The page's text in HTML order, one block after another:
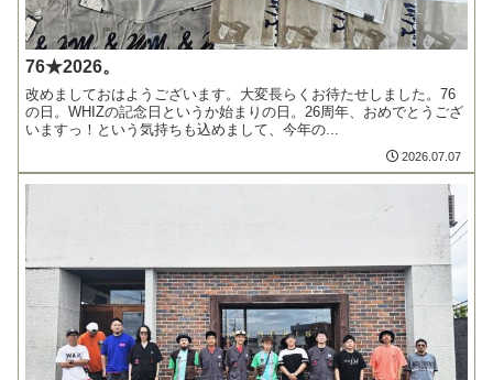
76★2026。
改めましておはようございます。大変長らくお待たせしました。76
の日。WHIZの記念日というか始まりの日。26周年、おめでとうござ
いますっ！という気持ちも込めまして、今年の...
2026.07.07